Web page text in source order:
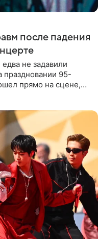
после падения
не задавили
праздновании 95-
прямо на сцене,